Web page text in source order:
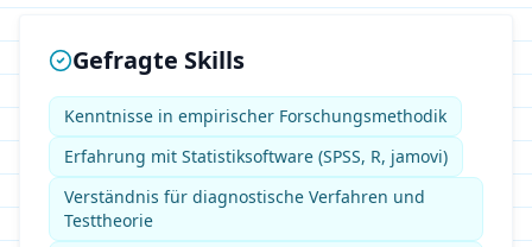
Gefragte Skills
Kenntnisse in empirischer Forschungsmethodik
Erfahrung mit Statistiksoftware (SPSS, R, jamovi)
Verständnis für diagnostische Verfahren und
Testtheorie